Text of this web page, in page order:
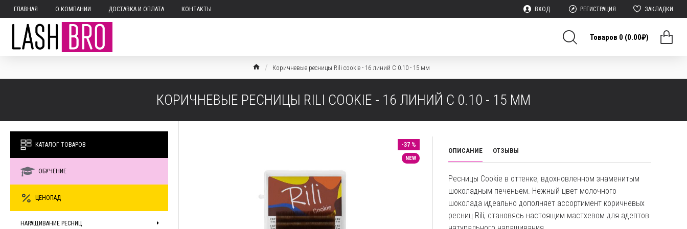
ГЛАВНАЯ О КОМПАНИИ ДОСТАВКА И ОПЛАТА КОНТАКТЫ ВХОД. РЕГИСТРАЦИЯ ЗАКЛАДКИ
Товаров 0 (0.00₽)
Коричневые ресницы Rili cookie - 16 линий C 0.10 - 15 мм
КОРИЧНЕВЫЕ РЕСНИЦЫ RILI COOKIE - 16 ЛИНИЙ C 0.10 - 15 ММ
КАТАЛОГ ТОВАРОВ
ОБУЧЕНИЕ
ЦЕНОПАД
НАРАЩИВАНИЕ РЕСНИЦ
NEW
-37 %
ОПИСАНИЕ ОТЗЫВЫ
Ресницы Cookie в оттенке, вдохновленном знаменитым
шоколадным печеньем. Нежный цвет молочного
шоколада идеально дополняет ассортимент коричневых
ресниц Rili, становясь настоящим мастхевом для адептов